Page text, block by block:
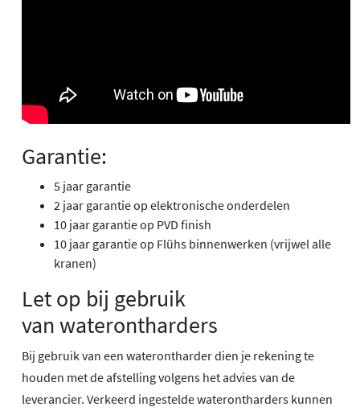
Garantie:
5 jaar garantie
2 jaar garantie op elektronische onderdelen
10 jaar garantie op PVD finish
10 jaar garantie op Flühs binnenwerken (vrijwel alle
kranen)
Let op bij gebruik
van waterontharders
Bij gebruik van een waterontharder dien je rekening te
houden met de afstelling volgens het advies van de
leverancier. Verkeerd ingestelde waterontharders kunnen